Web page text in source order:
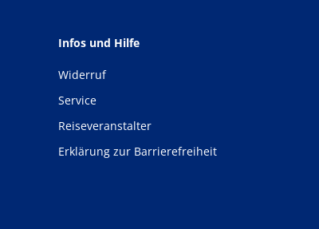
Infos und Hilfe
Widerruf
Service
Reiseveranstalter
Erklärung zur Barrierefreiheit